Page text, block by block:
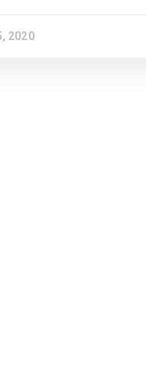
2020